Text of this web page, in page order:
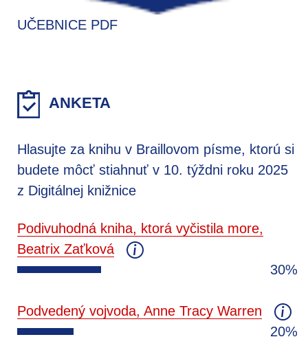
UČEBNICE PDF
ANKETA
Hlasujte za knihu v Braillovom písme, ktorú si
budete môcť stiahnuť v 10. týždni roku 2025
z Digitálnej knižnice
Podivuhodná kniha, ktorá vyčistila more,
Beatrix Zaťková
30%
Podvedený vojvoda, Anne Tracy Warren
20%